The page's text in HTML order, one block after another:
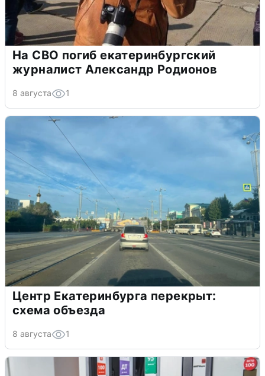
На СВО погиб екатеринбургский
журналист Александр Родионов
8 августа 1
Центр Екатеринбурга перекрыт:
схема объезда
8 августа 1